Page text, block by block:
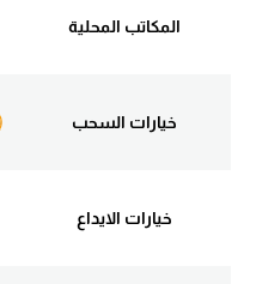
المكاتب المحلية
خيارات السحب
خيارات الايداع